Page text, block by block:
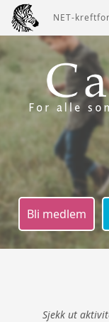
NET-
Bli medlem
Sjekk ut